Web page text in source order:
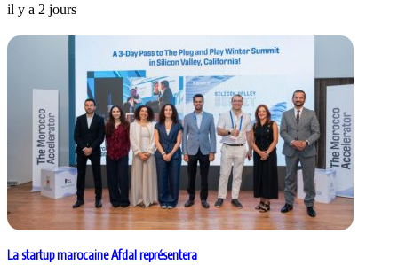
il y a 2 jours
La startup marocaine Afdal représentera